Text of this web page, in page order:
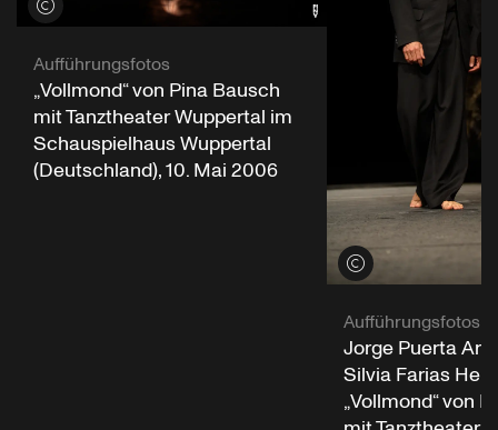
Credits öffnen
Aufführungsfotos
„Vollmond“ von Pina Bausch
mit Tanztheater Wuppertal im
Schauspielhaus Wuppertal
(Deutschland), 10. Mai 2006
Credits öffnen
Aufführungsfotos
Jorge Puerta
Silvia Farias
„Vollmond“ von